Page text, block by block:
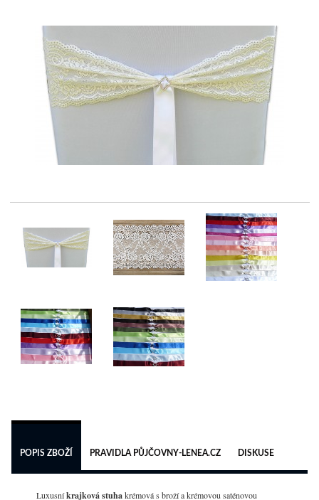
POPIS ZBOŽÍ PRAVIDLA PŮJČOVNY-LENEA.CZ DISKUSE
Luxusníkrajková stuhakrémová s broží a krémovou saténovou